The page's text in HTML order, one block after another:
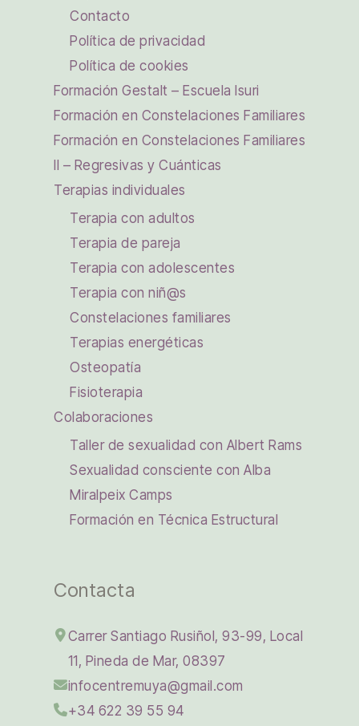
Contacto
Política de privacidad
Política de cookies
Formación Gestalt – Escuela Isuri
Formación en Constelaciones Familiares
Formación en Constelaciones Familiares
II – Regresivas y Cuánticas
Terapias individuales
Terapia con adultos
Terapia de pareja
Terapia con adolescentes
Terapia con niñ@s
Constelaciones familiares
Terapias energéticas
Osteopatía
Fisioterapia
Colaboraciones
Taller de sexualidad con Albert Rams
Sexualidad consciente con Alba
Miralpeix Camps
Formación en Técnica Estructural
Contacta
Carrer Santiago Rusiñol, 93-99, Local
11, Pineda de Mar, 08397
infocentremuya@gmail.com
+34 622 39 55 94